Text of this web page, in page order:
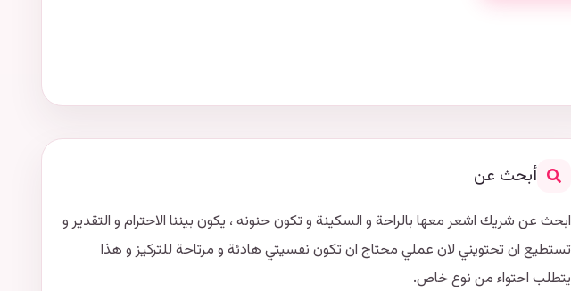
أبحث عن
ابحث عن شريك اشعر معها بالراحة و السكينة و تكون حنونه ، يكون بيننا الاحترام و التقدير و
تستطيع ان تحتويني لان عملي محتاج ان تكون نفسيتي هادئة و مرتاحة للتركيز و هذا
يتطلب احتواء من نوع خاص.